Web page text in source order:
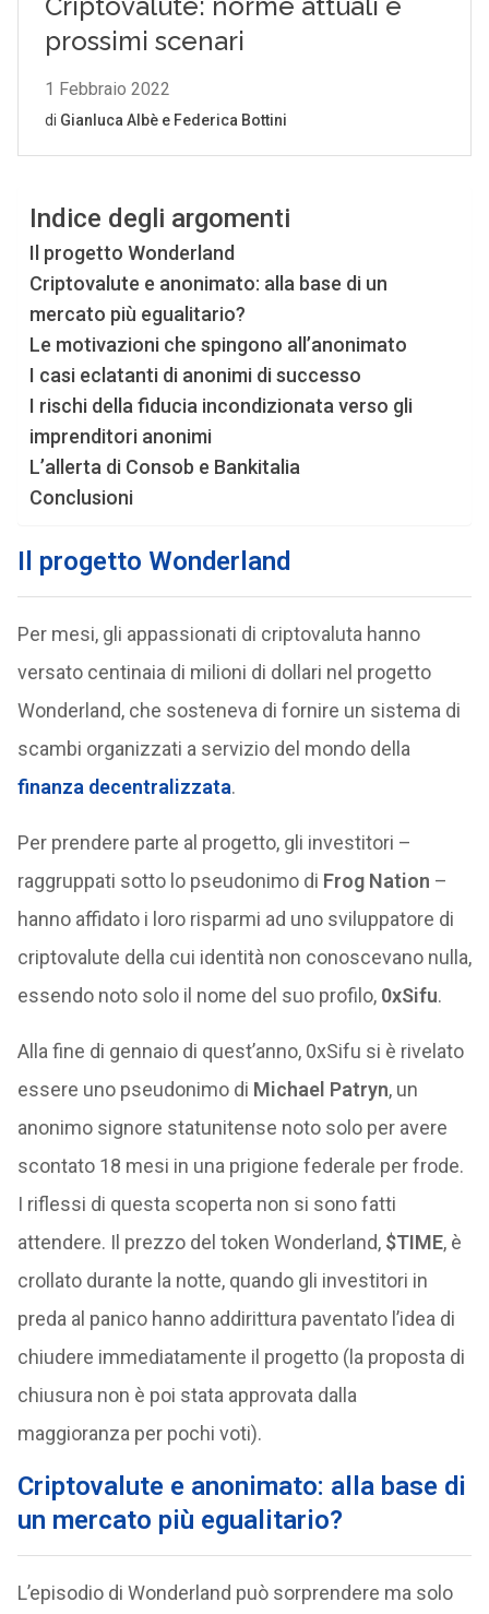
Indice degli argomenti
Il progetto Wonderland
Criptovalute e anonimato: alla base di un
mercato più egualitario?
Le motivazioni che spingono all’anonimato
I casi eclatanti di anonimi di successo
I rischi della fiducia incondizionata verso gli
imprenditori anonimi
L’allerta di Consob e Bankitalia
Conclusioni
Il progetto Wonderland
Per mesi, gli appassionati di criptovaluta hanno
versato centinaia di milioni di dollari nel progetto
Wonderland, che sosteneva di fornire un sistema di
scambi organizzati a servizio del mondo della
finanza decentralizzata.
Per prendere parte al progetto, gli investitori –
raggruppati sotto lo pseudonimo di Frog Nation –
hanno affidato i loro risparmi ad uno sviluppatore di
criptovalute della cui identità non conoscevano nulla,
essendo noto solo il nome del suo profilo, 0xSifu.
Alla fine di gennaio di quest’anno, 0xSifu si è rivelato
essere uno pseudonimo di Michael Patryn, un
anonimo signore statunitense noto solo per avere
scontato 18 mesi in una prigione federale per frode.
I riflessi di questa scoperta non si sono fatti
attendere. Il prezzo del token Wonderland, $TIME, è
crollato durante la notte, quando gli investitori in
preda al panico hanno addirittura paventato l’idea di
chiudere immediatamente il progetto (la proposta di
chiusura non è poi stata approvata dalla
maggioranza per pochi voti).
Criptovalute e anonimato: alla base di
un mercato più egualitario?
L’episodio di Wonderland può sorprendere ma solo